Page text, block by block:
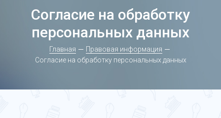
Согласие на обработку
персональных данных
Главная
Правовая информация
Согласие на обработку персональных данных